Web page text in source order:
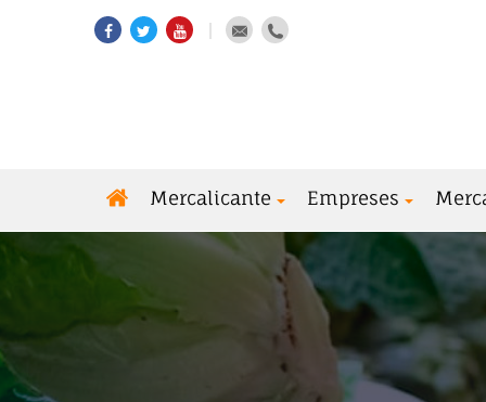
Mercalicante Empreses